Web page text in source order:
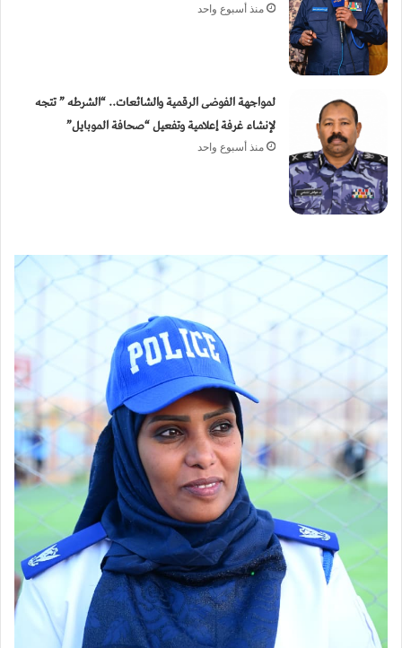
منذ أسبوع واحد
لمواجهة الفوضى الرقمية والشائعات.. “الشرطه ” تتجه
لإنشاء غرفة إعلامية وتفعيل “صحافة الموبايل”
منذ أسبوع واحد